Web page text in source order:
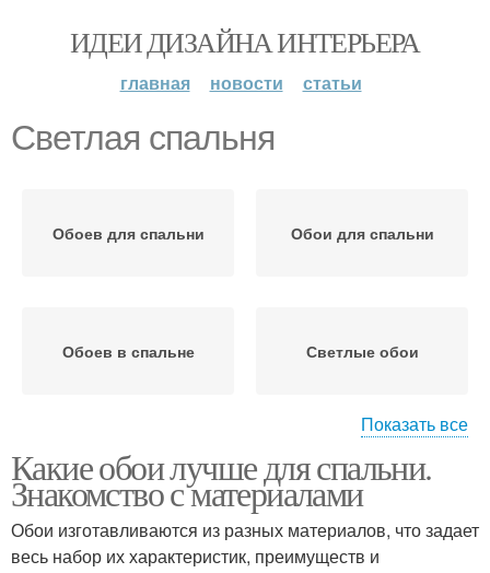
ИДЕИ ДИЗАЙНА ИНТЕРЬЕРА
главная новости статьи
Светлая спальня
Обоев для спальни Обои для спальни
Обоев в спальне Светлые обои
Обои в спальню Белая спальня
Показать все
Какие обои лучше для спальни.
Знакомство с материалами
Обои изготавливаются из разных материалов, что задает
весь набор их характеристик, преимуществ и